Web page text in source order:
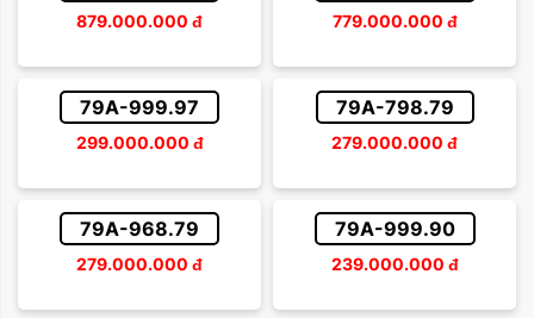
879.000.000 đ 779.000.000 đ
79A-999.97
299.000.000 đ
79A-798.79
279.000.000 đ
79A-968.79
279.000.000 đ
79A-999.90
239.000.000 đ